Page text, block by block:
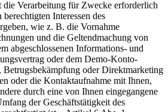
Verarbeitung für Zwecke erforderlich
berechtigten Interessen des
wie z. B. die Vornahme
und die Geltendmachung von
abgeschlossenen Informations- und
oder dem Demo-Konto-
Betrugsbekämpfung oder Direktmarketing
oder die Kontaktaufnahme mit Ihnen,
durch eine von Ihnen eingegangene
der Geschäftstätigkeit des